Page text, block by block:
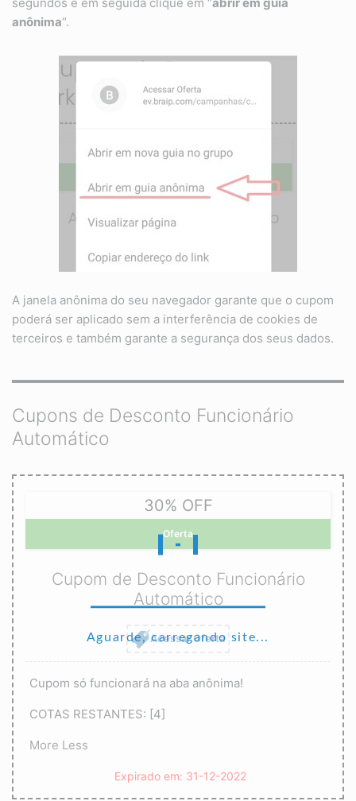
Aguarde, carregando site...
anônima“.
A janela anônima do seu navegador garante que o cupom
poderá ser aplicado sem a interferência de cookies de
terceiros e também garante a segurança dos seus dados.
Cupons de Desconto Funcionário
Automático
30% OFF
Oferta
Cupom de Desconto Funcionário
Automático
Acessar Oferta
Cupom só funcionará na aba anônima!
COTAS RESTANTES: [4]
More Less
Expirado em: 31-12-2022